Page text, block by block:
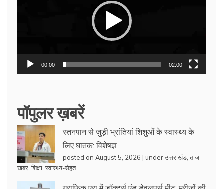
00:00 02:00
पॉपुलर ख़बरें
स्तनपान से जुड़ी भ्रांतियां शिशुओं के स्वास्थ्य के
लिए घातक: विशेषज्ञ
posted on August 5, 2026 | underउत्तराखंड ताजा
खबर शिक्षा स्वास्थ्य-सेहत